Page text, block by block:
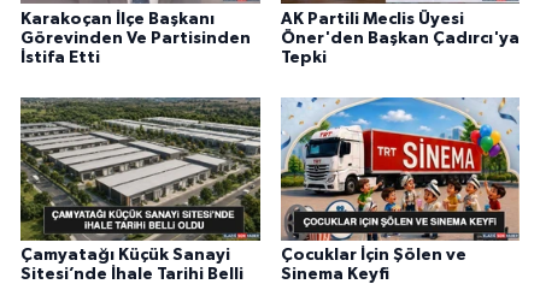
Karakoçan İlçe Başkanı
Görevinden Ve Partisinden
İstifa Etti
AK Partili Meclis Üyesi
Öner'den Başkan Çadırcı'ya
Tepki
Çamyatağı Küçük Sanayi
Sitesi’nde İhale Tarihi Belli
Çocuklar İçin Şölen ve
Sinema Keyfi